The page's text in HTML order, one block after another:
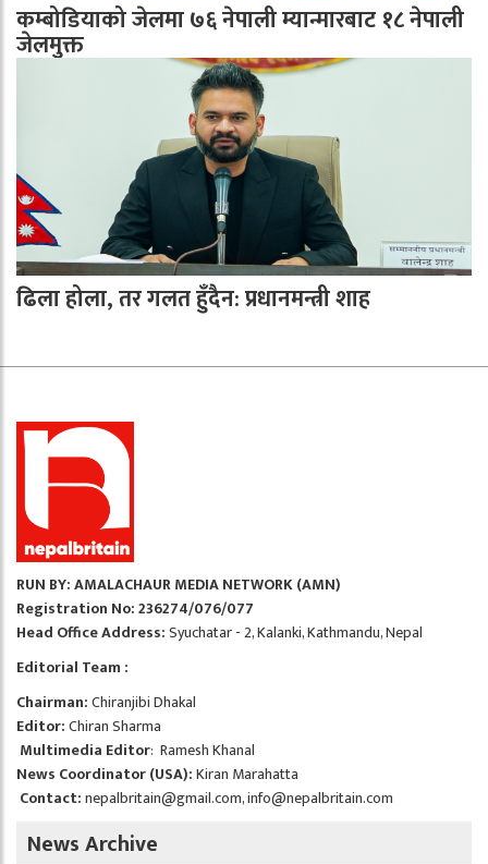
कम्बोडियाको जेलमा ७६ नेपाली म्यान्मारबाट १८ नेपाली
जेलमुक्त
ढिला होला, तर गलत हुँदैन: प्रधानमन्त्री शाह
RUN BY: AMALACHAUR MEDIA NETWORK (AMN)
Registration No: 236274/076/077
Head Office Address:Syuchatar - 2, Kalanki, Kathmandu, Nepal
Editorial Team :
Chairman:Chiranjibi Dhakal
Editor:Chiran Sharma
Multimedia Editor: Ramesh Khanal
News Coordinator (USA):Kiran Marahatta
Contact:nepalbritain@gmail.com,info@nepalbritain.com
News Archive